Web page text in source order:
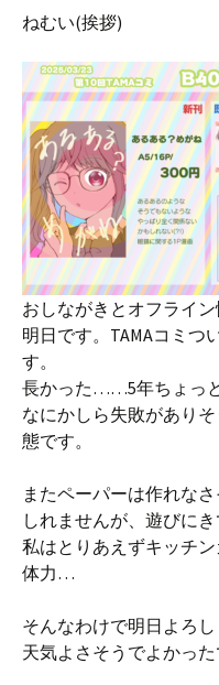
ねむい(挨拶)
おしながきとオフライ
明日です。TAMAコミつ
す。
長かった……5年ちょっ
なにかしら失敗があり
態です。
またペーパーは作れな
しれませんが、遊びに
私はとりあえずキッチ
体力…
そんなわけで明日よろ
天気よさそうでよかっ